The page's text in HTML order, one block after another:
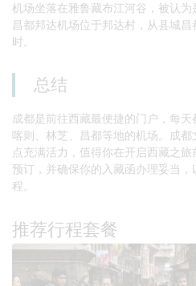
机场坐落在雅鲁藏布江河谷，被认为
昌都邦达机场位于邦达村，从县城
时。
总结
成都是前往西藏最便捷的门户，每
喀则、林芝、昌都等地的机场。成
点充满活力，值得你在开启西藏之
预订，并确保你的入藏函办理妥当
程。
推荐行程套餐